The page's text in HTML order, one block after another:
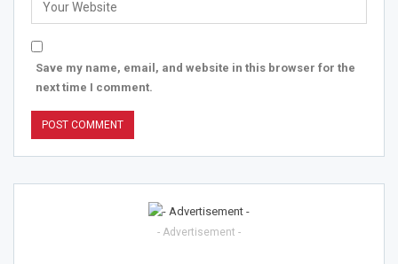
Save my name, email, and website in this browser for the
next time I comment.
- Advertisement -